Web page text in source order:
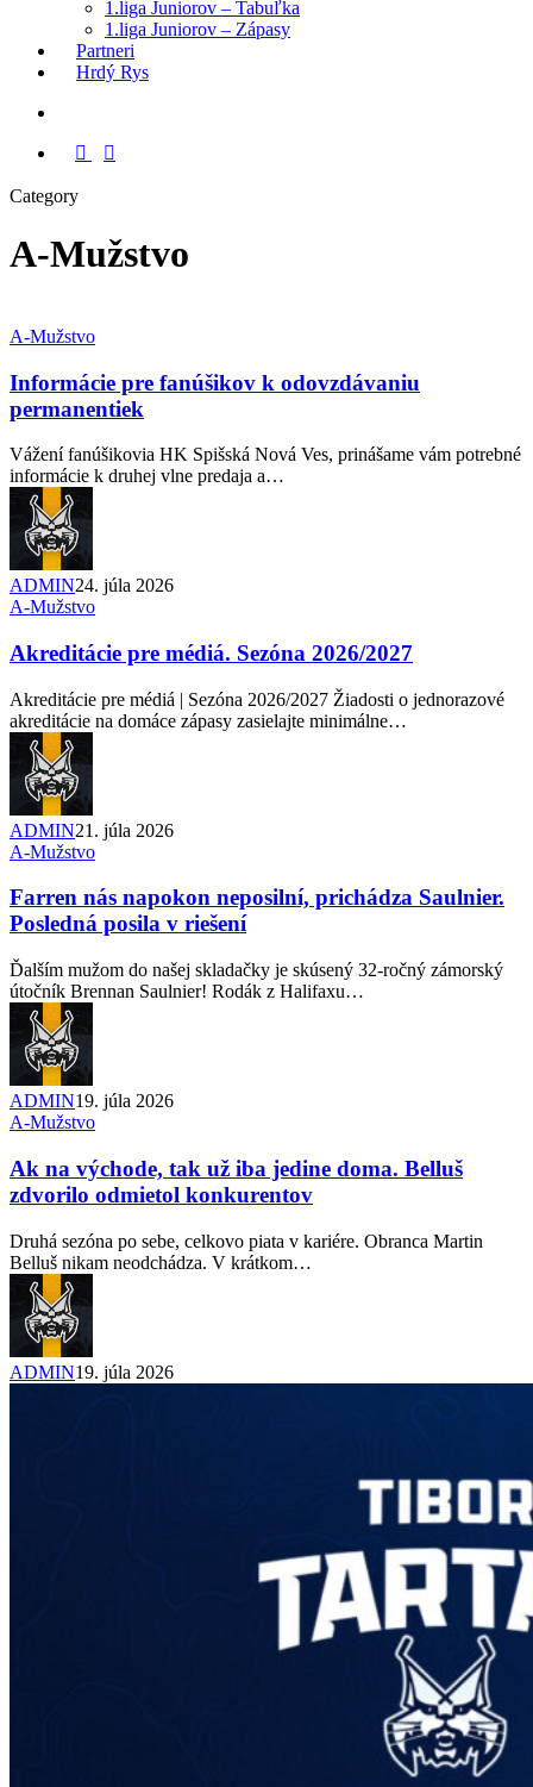
1.liga Juniorov – Tabuľka
1.liga Juniorov – Zápasy
Partneri
Hrdý Rys
x-facebookinstagram
Category
A-Mužstvo
A-Mužstvo
Informácie pre fanúšikov k odovzdávaniu
permanentiek
Vážení fanúšikovia HK Spišská Nová Ves, prinášame vám potrebné
informácie k druhej vlne predaja a…
ADMIN24. júla 2026
A-Mužstvo
Akreditácie pre médiá. Sezóna 2026/2027
Akreditácie pre médiá | Sezóna 2026/2027 Žiadosti o jednorazové
akreditácie na domáce zápasy zasielajte minimálne…
ADMIN21. júla 2026
A-Mužstvo
Farren nás napokon neposilní, prichádza Saulnier.
Posledná posila v riešení
Ďalším mužom do našej skladačky je skúsený 32-ročný zámorský
útočník Brennan Saulnier! Rodák z Halifaxu…
ADMIN19. júla 2026
A-Mužstvo
Ak na východe, tak už iba jedine doma. Belluš
zdvorilo odmietol konkurentov
Druhá sezóna po sebe, celkovo piata v kariére. Obranca Martin
Belluš nikam neodchádza. V krátkom…
ADMIN19. júla 2026